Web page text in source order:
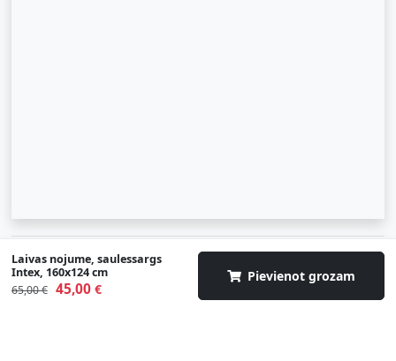
Laivas nojume, saulessargs
Intex, 160x124 cm
65,00 € 45,00€
Pievienot grozam
© 2007-2026 SIA "Zinva" | Morex.lv